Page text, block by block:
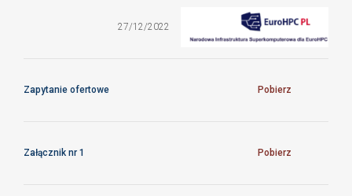
ZO/19/CFTPAN/2022
27/12/2022
Zapytanie ofertowe Pobierz
Załącznik nr 1 Pobierz